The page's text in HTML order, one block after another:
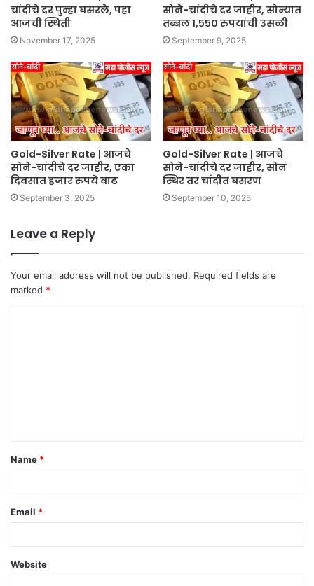
चांदीचे दर पुन्हा घसरले, पहा
आजची स्थिती
November 17, 2025
सोने-चांदीचे दर जाहीर, सोन्यात
तब्बल १,५५० रुपयांची उसळी
September 9, 2025
Gold-Silver Rate | आजचे
सोने-चांदीचे दर जाहीर, एका
दिवसात हजार रुपये वाढ
September 3, 2025
Gold-Silver Rate | आजचे
सोने-चांदीचे दर जाहीर, सोनं
स्थिर तर चांदीत घसरण
September 10, 2025
Leave a Reply
Your email address will not be published. Required fields are
marked *
t
*
Name *
Email *
Website